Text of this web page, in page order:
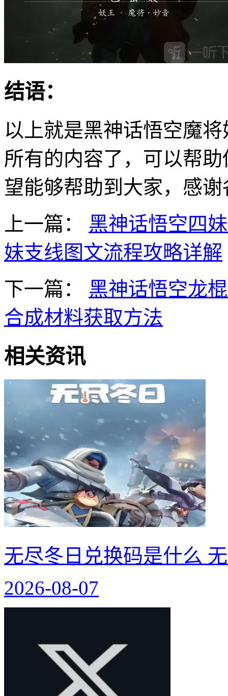
结语：
以上就是黑神话悟空魔
所有的内容了，可以帮
望能够帮助到大家，感
上一篇：
黑神话悟空四
妹支线图文流程攻略详解
下一篇：
黑神话悟空龙
合成材料获取方法
相关资讯
无尽冬日兑换码是什么
2026-08-07